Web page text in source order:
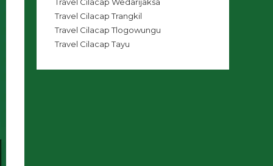
Travel Cilacap Trangkil
Travel Cilacap Tlogowungu
Travel Cilacap Tayu